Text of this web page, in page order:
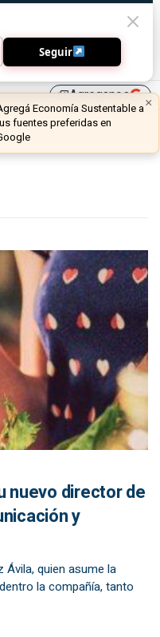
library_addAgreganos ×
Economía Sustentable a
fuentes preferidas en
nuevo director de
y
Ávila, quien asume la
la compañía, tanto
Seguir